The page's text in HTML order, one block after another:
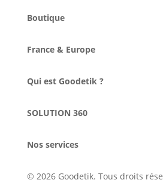
Boutique
France & Europe
Qui est Goodetik ?
SOLUTION 360
Nos services
© 2026 Goodetik. Tous droits